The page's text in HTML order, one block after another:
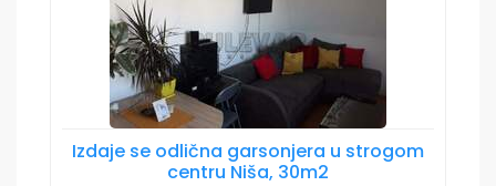
Izdaje se odlična garsonjera u strogom
centru Niša, 30m2